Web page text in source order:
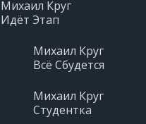
Михаил Круг
Идёт Этап
Михаил Круг
Всё Сбудется
Михаил Круг
Студентка